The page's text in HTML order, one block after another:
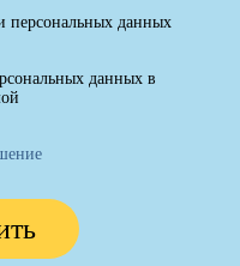
персональных данных
данных в